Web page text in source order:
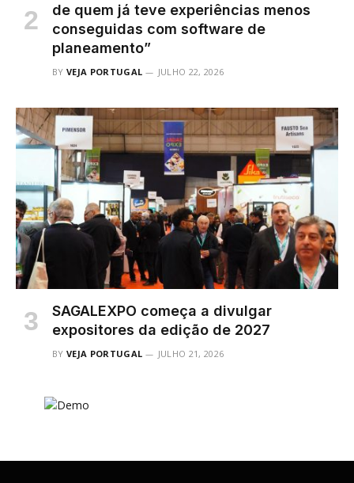
de quem já teve experiências menos
conseguidas com software de
planeamento”
BY VEJA PORTUGAL JULHO 22, 2026
SAGALEXPO começa a divulgar
expositores da edição de 2027
BY VEJA PORTUGAL JULHO 21, 2026